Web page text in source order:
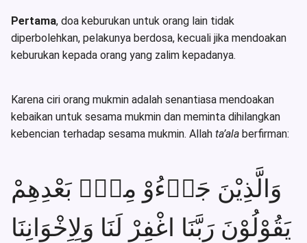
Pertama, doa keburukan untuk orang lain tidak
diperbolehkan, pelakunya berdosa, kecuali jika mendoakan
keburukan kepada orang yang zalim kepadanya.
Karena ciri orang mukmin adalah senantiasa mendoakan
kebaikan untuk sesama mukmin dan meminta dihilangkan
kebencian terhadap sesama mukmin. Allah ta’ala berfirman:
وَالَّذِيْنَ جَاۤءُوْ مِنْۢ بَعْدِهِمْ
يَقُوْلُوْنَ رَبَّنَا اغْفِرْ لَنَا وَلِاِخْوَانِنَا